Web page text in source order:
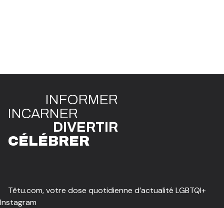
INFORMER
INCARNER
DIVERTIR
CÉLÉBRER
Têtu.com, votre dose quotidienne d’actualité LGBTQI+
Instagram